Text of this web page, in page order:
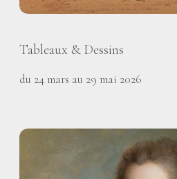
Tableaux & Dessins
du 24 mars au 29 mai 2026